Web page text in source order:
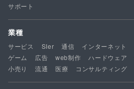
サポート
業種
サービス SIer 通信 インターネット
ゲーム
広告 web制作 ハードウェア
小売り
流通 医療 コンサルティング